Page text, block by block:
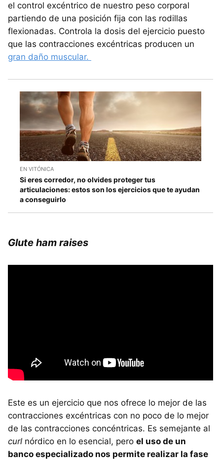
el control excéntrico de nuestro peso corporal
partiendo de una posición fija con las rodillas
flexionadas. Controla la dosis del ejercicio puesto
que las contracciones excéntricas producen un
gran daño muscular.
EN VITÓNICA
Si eres corredor, no olvides proteger tus
articulaciones: estos son los ejercicios que te ayudan
a conseguirlo
Glute ham raises
Este es un ejercicio que nos ofrece lo mejor de las
contracciones excéntricas con no poco de lo mejor
de las contracciones concéntricas. Es semejante al
curl nórdico en lo esencial, pero el uso de un
banco especializado nos permite realizar la fase